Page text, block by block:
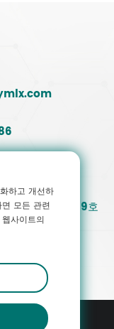
업단지 맹촌로 9호
하고 개선하
모든 관련
사이트의